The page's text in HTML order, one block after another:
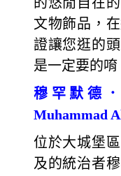
文物飾品，
證讓您逛的
是一定要的唷
穆罕默德
Muhammad
位於大城堡
及的統治者